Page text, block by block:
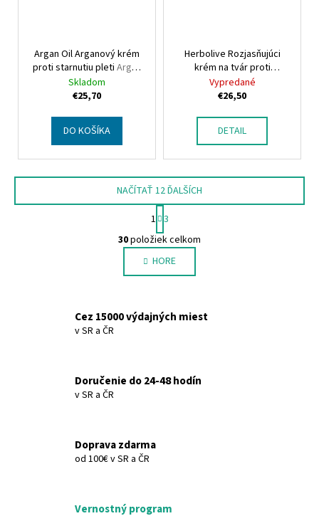
Argan Oil Arganový krém
proti starnutiu pleti Argan
Oil Face Antiaging Cream
Skladom
€25,70
DO KOŠÍKA
Herbolive Rozjasňujúci
krém na tvár proti
nedokonalostiam pleti
Herbolive Face
cream
Vypredané
€26,50
DETAIL
O
v
l
á
a
c
p
r
NAČÍTAŤ 12 ĎALŠÍCH
S
t
r
á
n
k
a
1 3
30položiek celkom
HORE
Cez 15000 výdajných miest
v SR a ČR
Doručenie do 24-48 hodín
v SR a ČR
Doprava zdarma
od 100€ v SR a ČR
Vernostný program